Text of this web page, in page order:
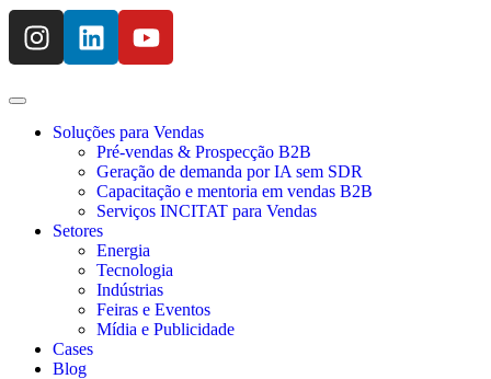
Soluções para Vendas
Pré-vendas & Prospecção B2B
Geração de demanda por IA sem SDR
Capacitação e mentoria em vendas B2B
Serviços INCITAT para Vendas
Setores
Energia
Tecnologia
Indústrias
Feiras e Eventos
Mídia e Publicidade
Cases
Blog